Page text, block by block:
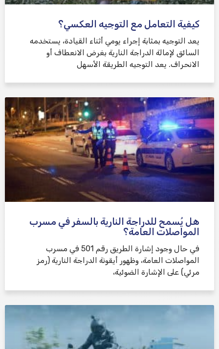
كيفية التعامل مع التوجيه العكسي؟
يعد التوجيه بمثابة إجراء يومي أثناء القيادة، يستخدمه
السائق لإمالة الدراجة النارية بغرض الانعطاف أو
الانحراف. يعد التوجيه الطريقة الأسهل
هل يُسمح للدراجة النارية بالسفر في مسرب
المواصلات العامة؟
في حال وجود إشارة الطريق رقم 501 في مسرب
المواصلات العامة، وظهور أيقونة الدراجة النارية (رمز
مرئي) على الإشارة الضوئية،